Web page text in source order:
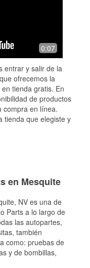
0:07
entrar y salir de la
ofrecemos la
tienda gratis. En
de productos
compra en línea.
tienda que elegiste y
en Mesquite
, NV es una de
Parts a lo largo de
las autopartes,
también
como: pruebas de
y de bombillas,